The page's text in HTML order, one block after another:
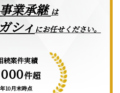
業承継は
シィ にお任せください。
続案件実績
件超
10月末時点